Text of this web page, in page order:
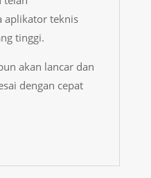
aplikator teknis
tinggi.
akan lancar dan
dengan cepat